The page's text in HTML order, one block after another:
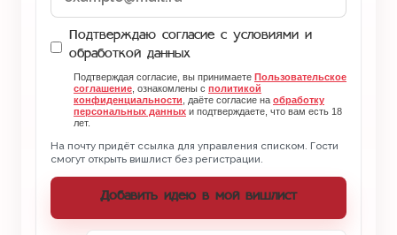
Подтверждаю согласие с условиями и
обработкой данных
Подтверждая согласие, вы принимаете Пользовательское
соглашение , ознакомлены с политикой
конфиденциальности , даёте согласие на обработку
персональных данных и подтверждаете, что вам есть 18
лет.
На почту придёт ссылка для управления списком. Гости
смогут открыть вишлист без регистрации.
Добавить идею в мой вишлист